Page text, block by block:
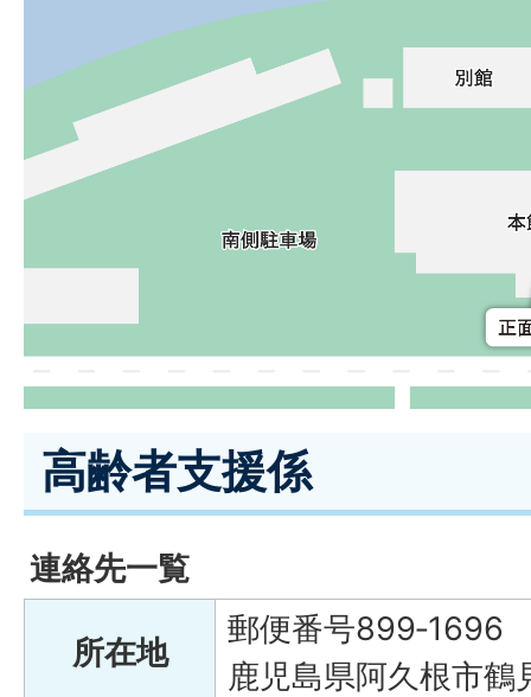
高齢者支援係
連絡先一覧
所在地
郵便番号899‐1696
鹿児島県阿久根市